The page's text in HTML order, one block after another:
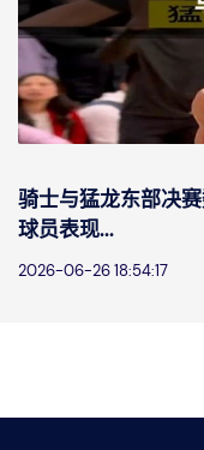
骑士与猛龙东部决
球员表现...
2026-06-26 18:54:17